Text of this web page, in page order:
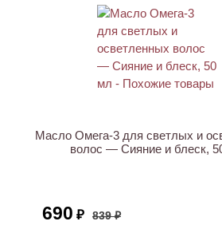
Масло Омега-3 для светлых и
волос — Сияние и блеск,
690 ₽ 839 ₽